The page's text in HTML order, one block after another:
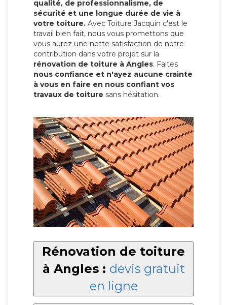
qualité, de professionnalisme, de
sécurité et une longue durée de vie à
votre toiture. Avec Toiture Jacquin c'est le
travail bien fait, nous vous promettons que
vous aurez une nette satisfaction de notre
contribution dans votre projet sur la
rénovation de toiture à Angles. Faites
nous confiance et n'ayez aucune crainte
à vous en faire en nous confiant vos
travaux de toiture sans hésitation.
Rénovation de toiture
à Angles : devis gratuit
en ligne